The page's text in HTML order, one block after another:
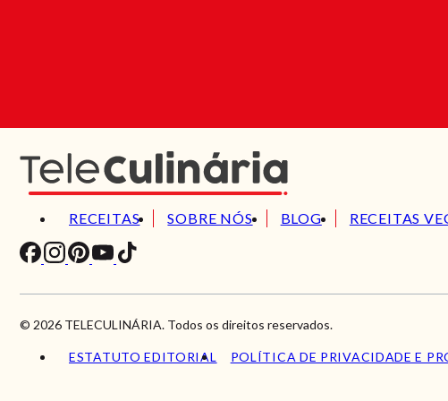
RECEITAS SOBRE NÓS BLOG RECEITAS
© 2026 TELECULINÁRIA. Todos os direitos reservados.
ESTATUTO EDITORIAL POLÍTICA DE PRIVACIDADE E